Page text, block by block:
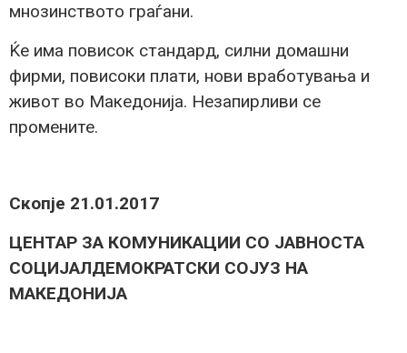
мнозинството граѓани.
Ќе има повисок стандард, силни домашни
фирми, повисоки плати, нови вработувања и
живот во Македонија. Незапирливи се
промените.
Скопје 21.01.2017
ЦЕНТАР ЗА КОМУНИКАЦИИ СО ЈАВНОСТА
СОЦИЈАЛДЕМОКРАТСКИ СОЈУЗ НА
МАКЕДОНИЈА